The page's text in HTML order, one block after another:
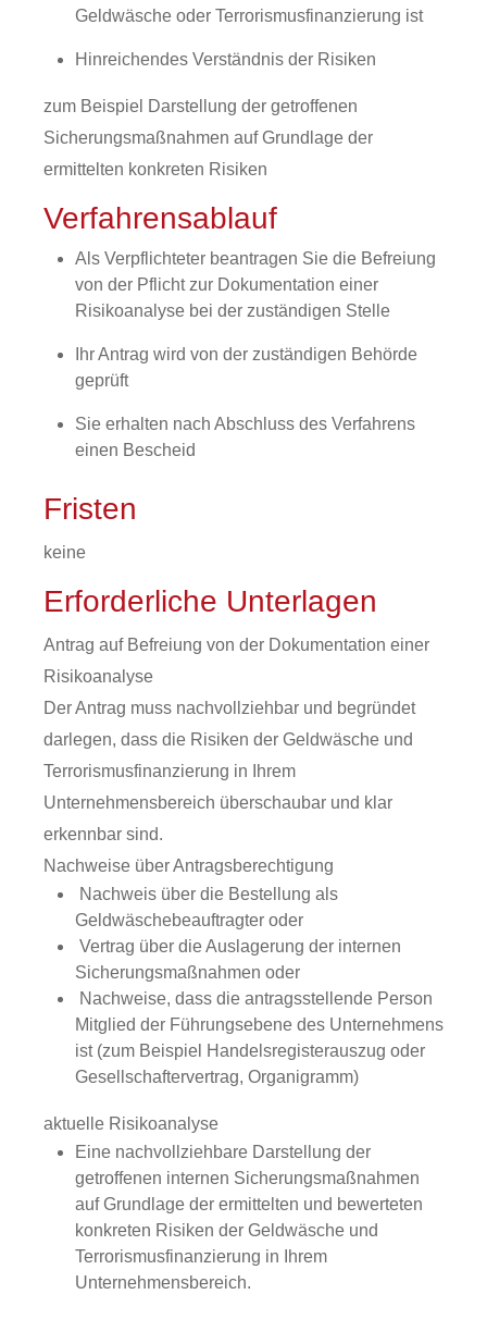
Geldwäsche oder Terrorismusfinanzierung ist
Hinreichendes Verständnis der Risiken
zum Beispiel Darstellung der getroffenen
Sicherungsmaßnahmen auf Grundlage der
ermittelten konkreten Risiken
Verfahrensablauf
Als Verpflichteter beantragen Sie die Befreiung
von der Pflicht zur Dokumentation einer
Risikoanalyse bei der zuständigen Stelle
Ihr Antrag wird von der zuständigen Behörde
geprüft
Sie erhalten nach Abschluss des Verfahrens
einen Bescheid
Fristen
keine
Erforderliche Unterlagen
Antrag auf Befreiung von der Dokumentation einer
Risikoanalyse
Der Antrag muss nachvollziehbar und begründet
darlegen, dass die Risiken der Geldwäsche und
Terrorismusfinanzierung in Ihrem
Unternehmensbereich überschaubar und klar
erkennbar sind.
Nachweise über Antragsberechtigung
​ Nachweis über die Bestellung als
Geldwäschebeauftragter oder
​ Vertrag über die Auslagerung der internen
Sicherungsmaßnahmen oder
​ Nachweise, dass die antragsstellende Person
Mitglied der Führungsebene des Unternehmens
ist (zum Beispiel Handelsregisterauszug oder
Gesellschaftervertrag, Organigramm)
aktuelle Risikoanalyse
Eine nachvollziehbare Darstellung der
getroffenen internen Sicherungsmaßnahmen
auf Grundlage der ermittelten und bewerteten
konkreten Risiken der Geldwäsche und
Terrorismusfinanzierung in Ihrem
Unternehmensbereich.